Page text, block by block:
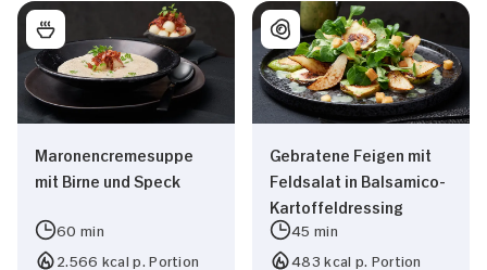
Maronencremesuppe
mit Birne und Speck
60 min
2.566 kcal p. Portion
Gebratene Feigen mit
Feldsalat in Balsamico-
Kartoffeldressing
45 min
483 kcal p. Portion